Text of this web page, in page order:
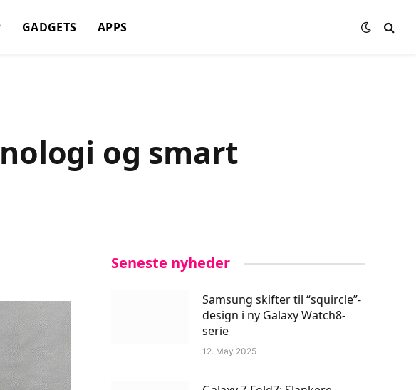
GADGETS APPS
og smart
Seneste nyheder
Samsung skifter til “squircle”-
design i ny Galaxy Watch8-
serie
12. May 2025